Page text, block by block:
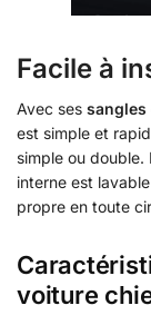
Facile à
Avec ses sangles
est simple et
simple ou double.
interne est
propre en toute
voiture